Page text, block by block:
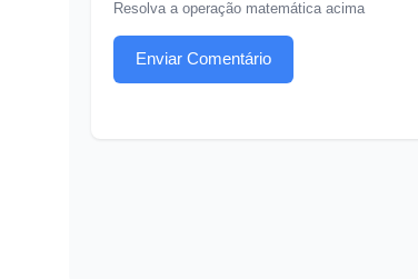
Resolva a operação matemática acima
Enviar Comentário